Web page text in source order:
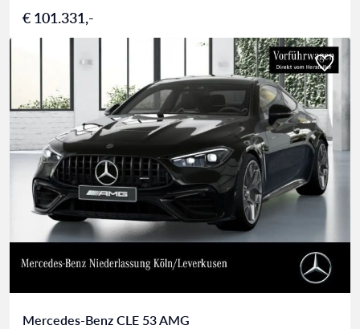
€ 101.331,-
Mercedes-Benz CLE 53 AMG